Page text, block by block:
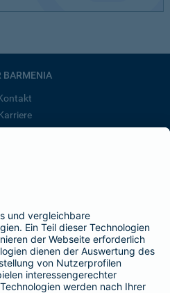
BARMENIA
BarmeniaGothaer
SEITEN